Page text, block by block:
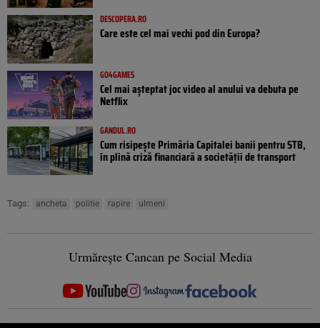
DESCOPERA.RO
Care este cel mai vechi pod din Europa?
GO4GAMES
Cel mai așteptat joc video al anului va debuta pe
Netflix
GANDUL.RO
Cum risipește Primăria Capitalei banii pentru STB,
în plină criză financiară a societății de transport
Tags: ancheta politie rapire ulmeni
Urmărește Cancan pe Social Media